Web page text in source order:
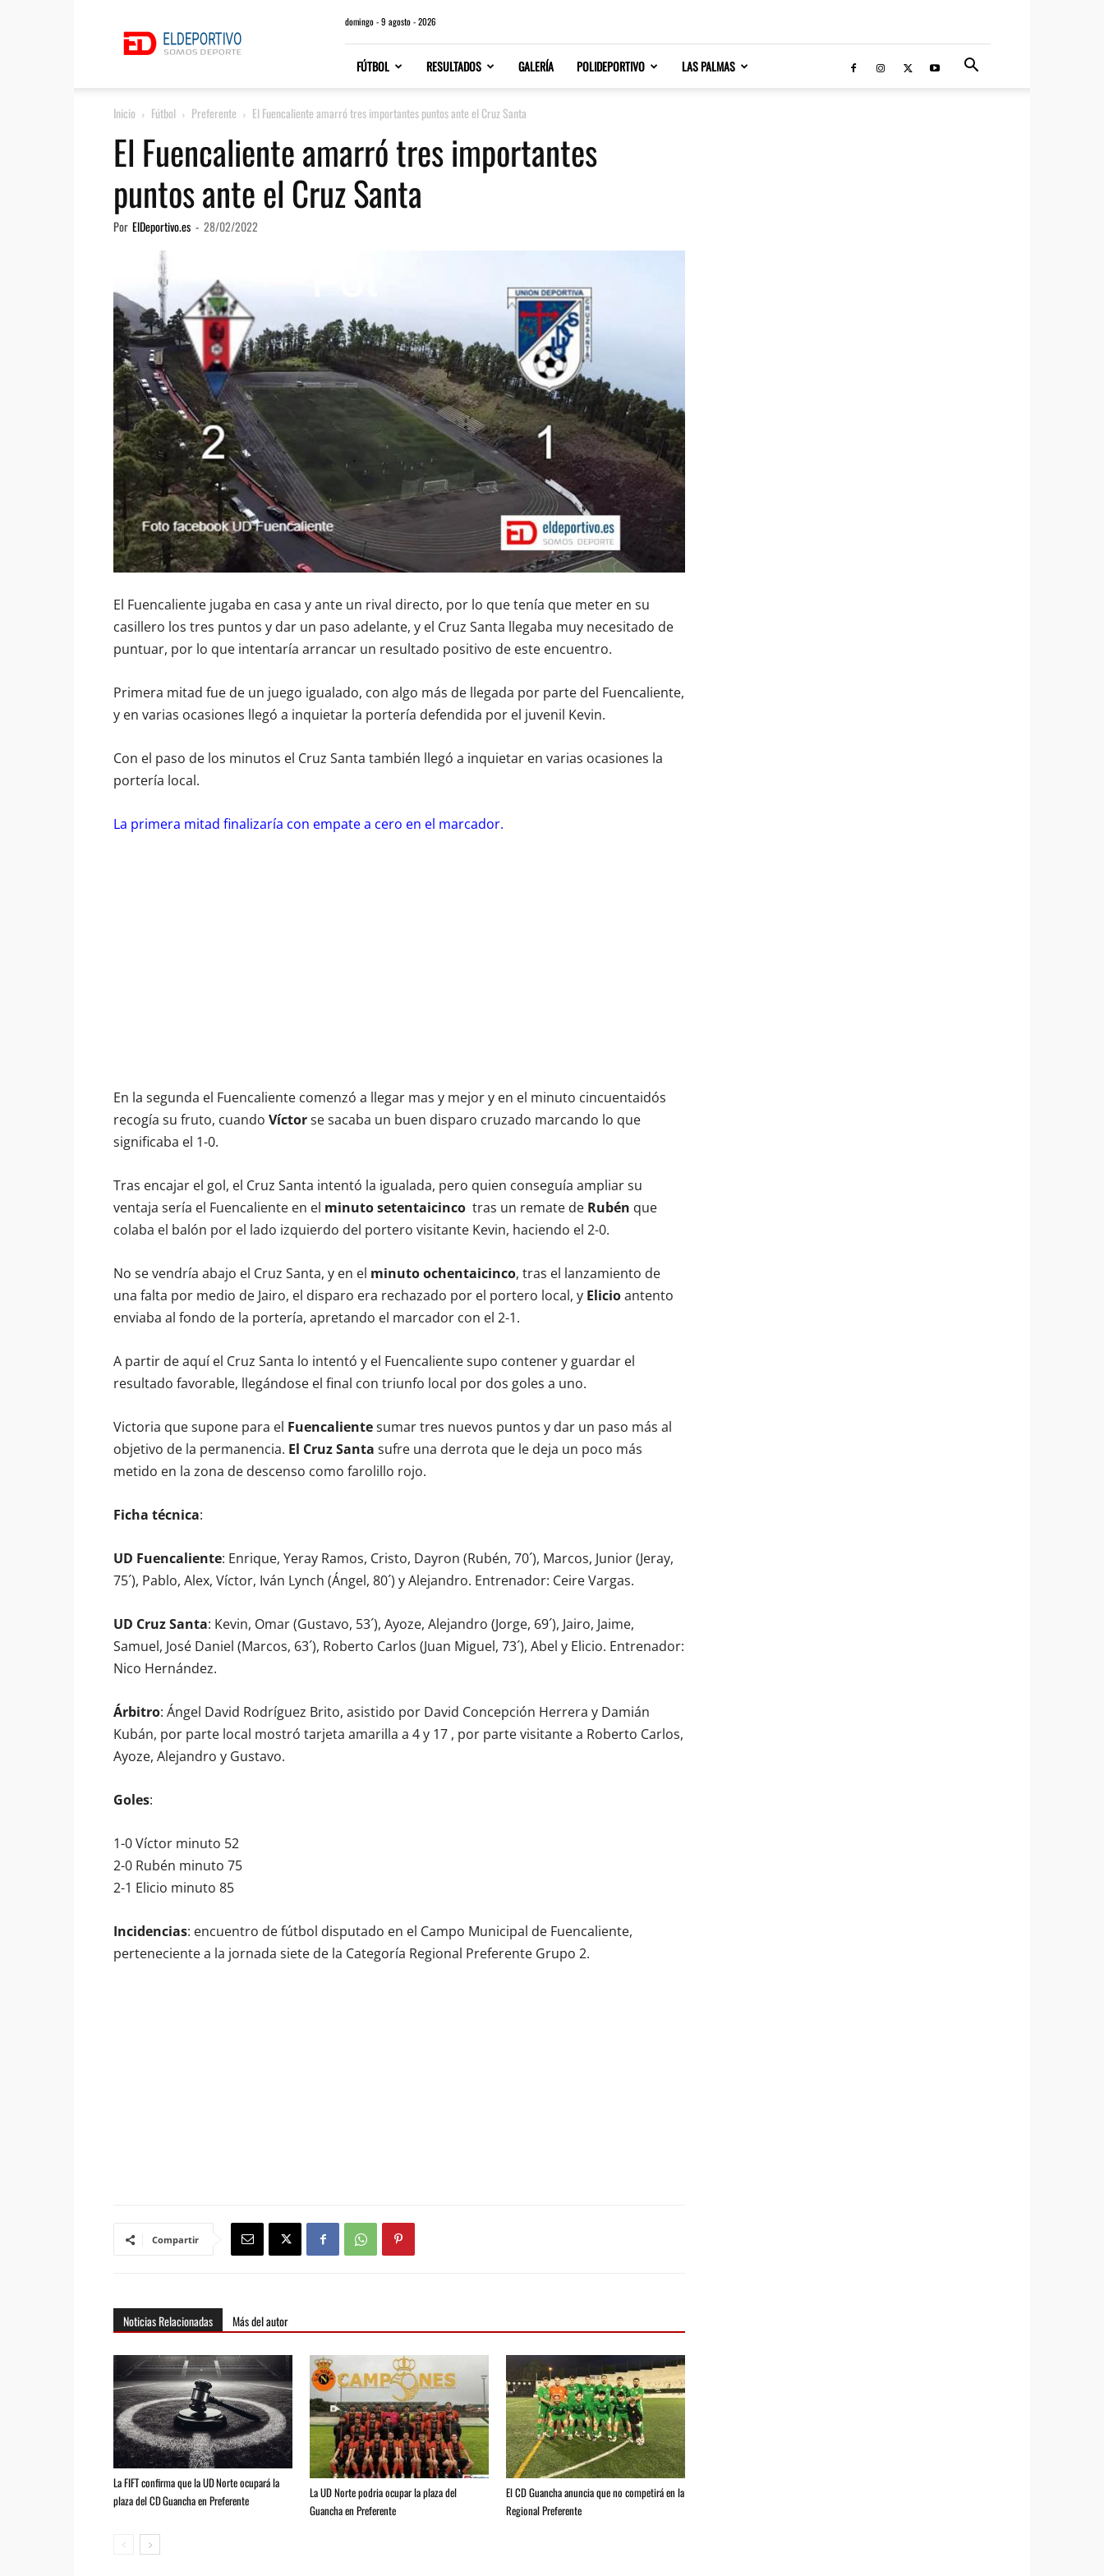
domingo - 9 agosto - 2026
FÚTBOL RESULTADOS GALERÍA POLIDEPORTIVO LAS PALMAS
Inicio Fútbol Preferente El Fuencaliente amarró tres importantes puntos ante el Cruz Santa
El Fuencaliente amarró tres importantes
puntos ante el Cruz Santa
Por ElDeportivo.es - 28/02/2022
El Fuencaliente jugaba en casa y ante un rival directo, por lo que tenía que meter en su
casillero los tres puntos y dar un paso adelante, y el Cruz Santa llegaba muy necesitado de
puntuar, por lo que intentaría arrancar un resultado positivo de este encuentro.
Primera mitad fue de un juego igualado, con algo más de llegada por parte del Fuencaliente,
y en varias ocasiones llegó a inquietar la portería defendida por el juvenil Kevin.
Con el paso de los minutos el Cruz Santa también llegó a inquietar en varias ocasiones la
portería local.
La primera mitad finalizaría con empate a cero en el marcador.
En la segunda el Fuencaliente comenzó a llegar mas y mejor y en el minuto cincuentaidós
recogía su fruto, cuando Víctorse sacaba un buen disparo cruzado marcando lo que
significaba el 1-0.
Tras encajar el gol, el Cruz Santa intentó la igualada, pero quien conseguía ampliar su
ventaja sería el Fuencaliente en el minuto setentaicinco tras un remate de Rubén que
colaba el balón por el lado izquierdo del portero visitante Kevin, haciendo el 2-0.
No se vendría abajo el Cruz Santa, y en el minuto ochentaicinco, tras el lanzamiento de
una falta por medio de Jairo, el disparo era rechazado por el portero local, y Elicioantento
enviaba al fondo de la portería, apretando el marcador con el 2-1.
A partir de aquí el Cruz Santa lo intentó y el Fuencaliente supo contener y guardar el
resultado favorable, llegándose el final con triunfo local por dos goles a uno.
Victoria que supone para el Fuencalientesumar tres nuevos puntos y dar un paso más al
objetivo de la permanencia. El Cruz Santa sufre una derrota que le deja un poco más
metido en la zona de descenso como farolillo rojo.
Ficha técnica:
UD Fuencaliente: Enrique, Yeray Ramos, Cristo, Dayron (Rubén, 70´), Marcos, Junior (Jeray,
75´), Pablo, Alex, Víctor, Iván Lynch (Ángel, 80´) y Alejandro. Entrenador: Ceire Vargas.
UD Cruz Santa: Kevin, Omar (Gustavo, 53´), Ayoze, Alejandro (Jorge, 69´), Jairo, Jaime,
Samuel, José Daniel (Marcos, 63´), Roberto Carlos (Juan Miguel, 73´), Abel y Elicio. Entrenador:
Nico Hernández.
Árbitro: Ángel David Rodríguez Brito, asistido por David Concepción Herrera y Damián
Kubán, por parte local mostró tarjeta amarilla a 4 y 17 , por parte visitante a Roberto Carlos,
Ayoze, Alejandro y Gustavo.
Goles:
1-0 Víctor minuto 52
2-0 Rubén minuto 75
2-1 Elicio minuto 85
Incidencias: encuentro de fútbol disputado en el Campo Municipal de Fuencaliente,
perteneciente a la jornada siete de la Categoría Regional Preferente Grupo 2.
Compartir
Noticias Relacionadas Más del autor
La FIFT confirma que la UD Norte ocupará la
plaza del CD Guancha en Preferente
La UD Norte podria ocupar la plaza del
Guancha en Preferente
El CD Guancha anuncia que no competirá en la
Regional Preferente